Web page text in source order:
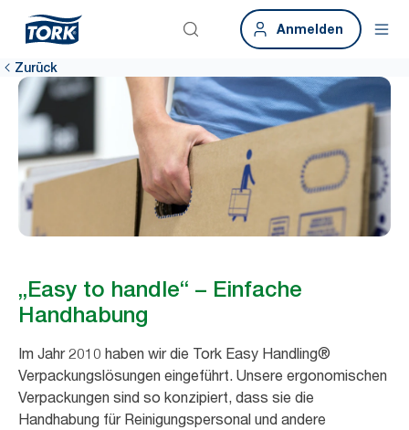
Anmelden
Zurück
„Easy to handle“ – Einfache
Handhabung
Im Jahr 2010 haben wir die Tork Easy Handling®
Verpackungslösungen eingeführt. Unsere ergonomischen
Verpackungen sind so konzipiert, dass sie die
Handhabung für Reinigungspersonal und andere